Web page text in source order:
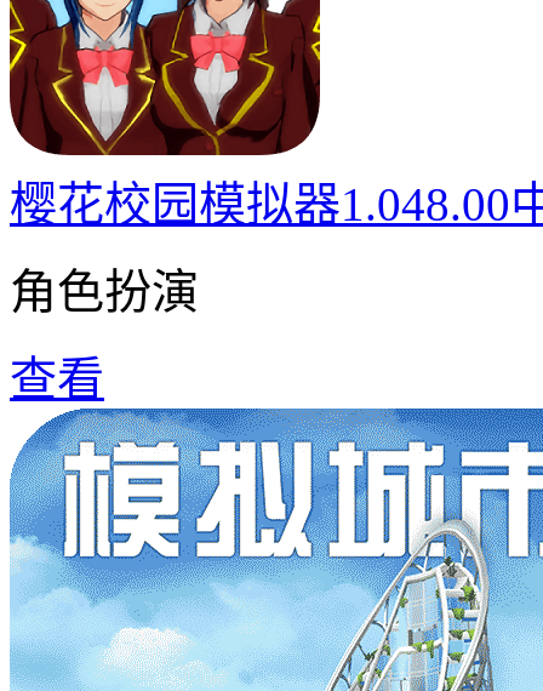
樱花校园模拟器1.048.00
角色扮演
查看